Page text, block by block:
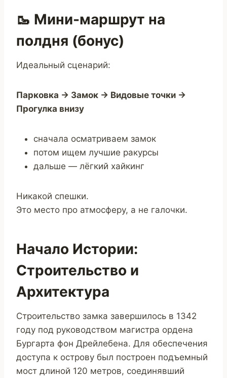
🥾 Мини-маршрут на
полдня (бонус)
Идеальный сценарий:
Парковка → Замок → Видовые точки →
Прогулка внизу
сначала осматриваем замок
потом ищем лучшие ракурсы
дальше — лёгкий хайкинг
Никакой спешки.
Это место про атмосферу, а не галочки.
Начало Истории:
Строительство и
Архитектура
Строительство замка завершилось в 1342
году под руководством магистра ордена
Бургарта фон Дрейлебена. Для обеспечения
доступа к острову был построен подъемный
мост длиной 120 метров, соединявший